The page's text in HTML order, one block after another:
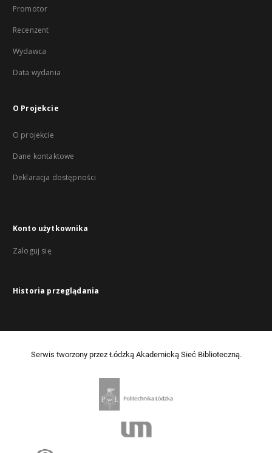
Promotor
Recenzent
Wydawca
Data wydania
O Projekcie
O projekcie
Dane kontaktowe
Deklaracja dostępności
Konto użytkownika
Zaloguj się
Historia przeglądania
Serwis tworzony przez Łódzką Akademicką Sieć Biblioteczną.